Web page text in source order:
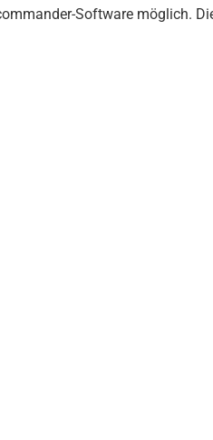
Software möglich.